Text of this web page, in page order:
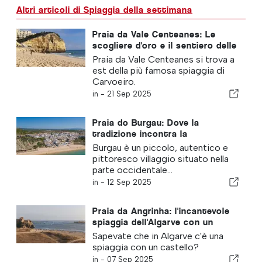
Altri articoli di Spiaggia della settimana
Praia da Vale Centeanes: Le
scogliere d'oro e il sentiero delle
sette valli sospese
Praia da Vale Centeanes si trova a
est della più famosa spiaggia di
Carvoeiro.
in - 21 Sep 2025
Praia do Burgau: Dove la
tradizione incontra la
tranquillità
Burgau è un piccolo, autentico e
pittoresco villaggio situato nella
parte occidentale...
in - 12 Sep 2025
Praia da Angrinha: l'incantevole
spiaggia dell'Algarve con un
castello storico
Sapevate che in Algarve c'è una
spiaggia con un castello?
in - 07 Sep 2025